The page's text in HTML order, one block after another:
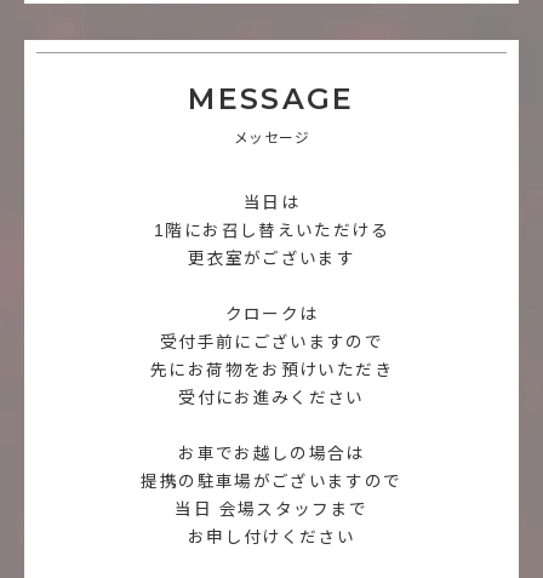
MESSAGE
メッセージ
当日は
1階にお召し替えいただける
更衣室がございます
クロークは
受付手前にございますので
先にお荷物をお預けいただき
受付にお進みください
お車でお越しの場合は
提携の駐車場がございますので
当日 会場スタッフまで